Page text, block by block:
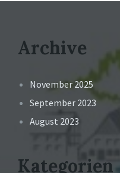
Archive
November 2025
September 2023
August 2023
Kategorien